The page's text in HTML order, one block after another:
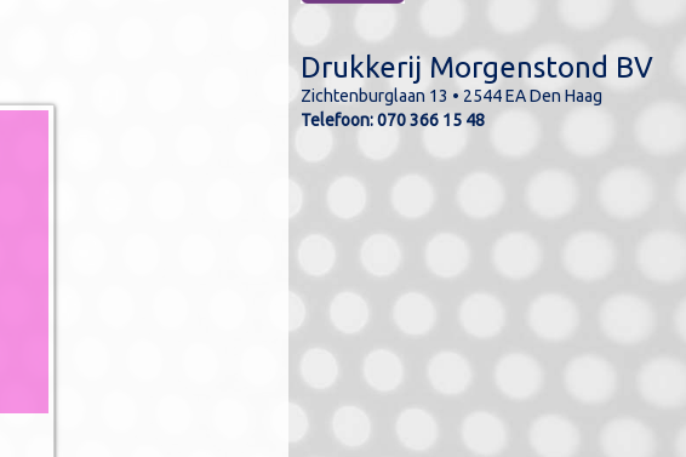
Drukkerij Morgenstond BV
Zichtenburglaan 13 • 2544 EA Den Haag
Telefoon:070 366 15 48